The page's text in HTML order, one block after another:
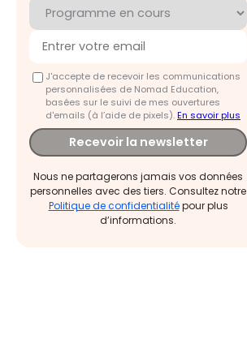
J'accepte de recevoir les communications
personnalisées de Nomad Education,
basées sur le suivi de mes ouvertures
d'emails (à l’aide de pixels).En savoir plus
Recevoir la newsletter
Nous ne partagerons jamais vos données
personnelles avec des tiers. Consultez notre
Politique de confidentialitépour plus
d’informations.